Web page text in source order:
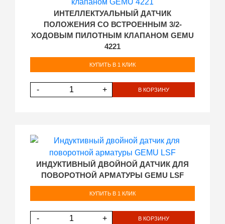
ИНТЕЛЛЕКТУАЛЬНЫЙ ДАТЧИК
ПОЛОЖЕНИЯ СО ВСТРОЕННЫМ 3/2-
ХОДОВЫМ ПИЛОТНЫМ КЛАПАНОМ GEMU
4221
КУПИТЬ В 1 КЛИК
- + В КОРЗИНУ
ИНДУКТИВНЫЙ ДВОЙНОЙ ДАТЧИК ДЛЯ
ПОВОРОТНОЙ АРМАТУРЫ GEMU LSF
КУПИТЬ В 1 КЛИК
- + В КОРЗИНУ